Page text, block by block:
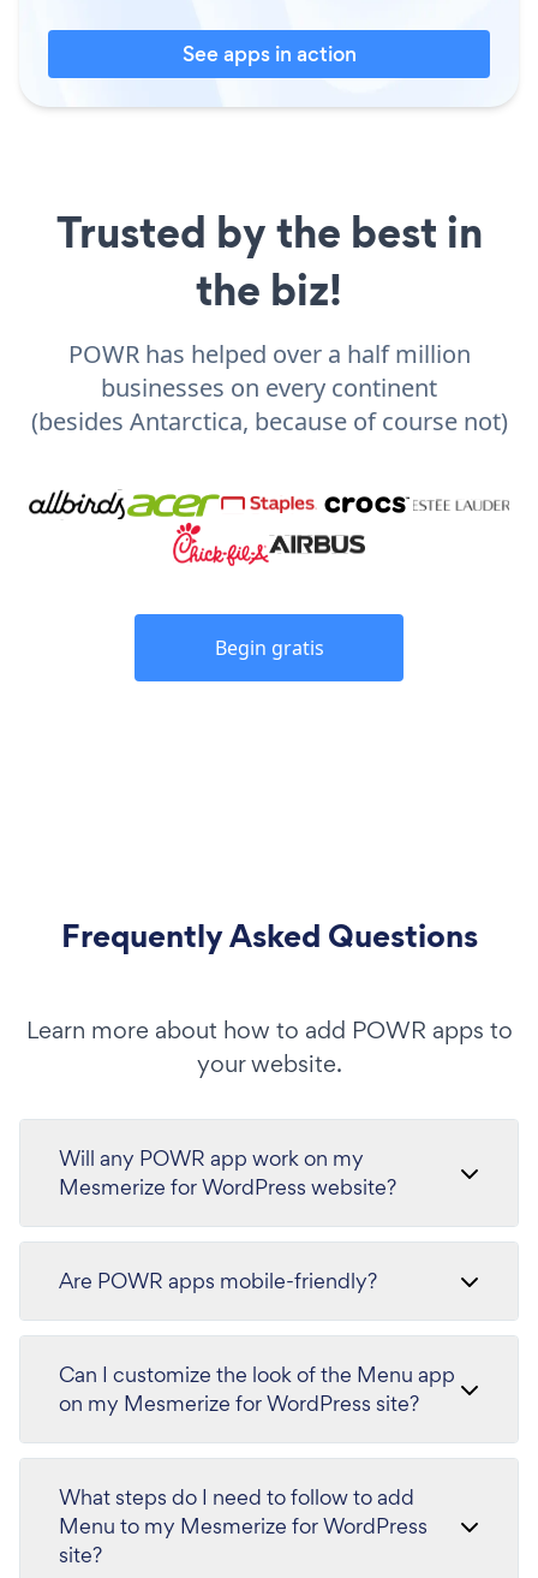
See apps in action
Trusted by the best in
the biz!
POWR has helped over a half million
businesses on every continent
(besides Antarctica, because of course not)
Begin gratis
Frequently Asked Questions
Learn more about how to add POWR apps to
your website.
Will any POWR app work on my
Mesmerize for WordPress website?
Are POWR apps mobile-friendly?
Can I customize the look of the Menu app
on my Mesmerize for WordPress site?
What steps do I need to follow to add
Menu to my Mesmerize for WordPress
site?